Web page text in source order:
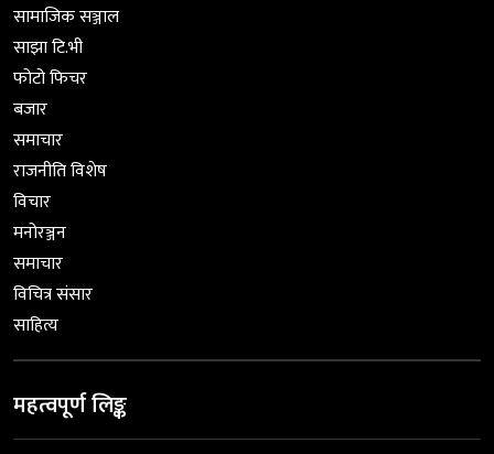
सामाजिक सञ्जाल
साझा टि.भी
फोटो फिचर
बजार
समाचार
राजनीति विशेष
विचार
मनोरञ्जन
समाचार
विचित्र संसार
साहित्य
महत्वपूर्ण लिङ्क